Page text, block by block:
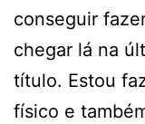
conseguir
chegar lá na
título. Estou
físico e